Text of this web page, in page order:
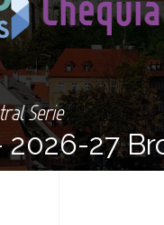
Serie
2026-27